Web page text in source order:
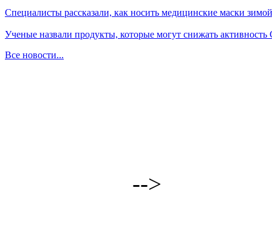
Специалисты рассказали, как носить медицинские маски зимой
Ученые назвали продукты, которые могут снижать
Все новости...
-->